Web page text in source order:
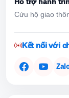
Cứu hộ giao
Kết nối với